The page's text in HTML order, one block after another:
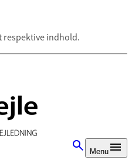
respektive indhold.
Menu